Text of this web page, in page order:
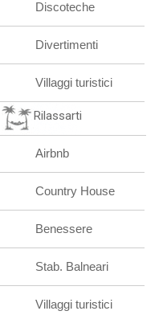
Discoteche
Divertimenti
Villaggi turistici
Rilassarti
Airbnb
Country House
Benessere
Stab. Balneari
Villaggi turistici